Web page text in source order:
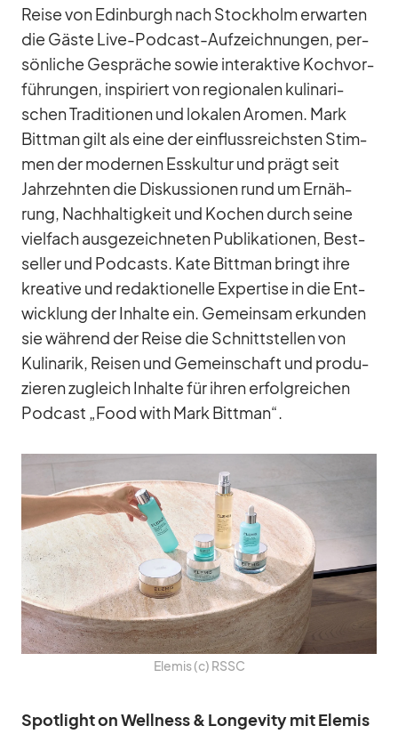
Reise von Edin­burgh nach Stock­holm er­war­ten
die Gäste Live-Pod­cast-Auf­zeich­nun­gen, per­
sön­li­che Ge­sprä­che so­wie in­ter­ak­tive Koch­vor­
füh­run­gen, in­spi­riert von re­gio­na­len ku­li­na­ri­
schen Tra­di­tio­nen und lo­ka­len Aro­men. Mark
Bitt­man gilt als eine der ein­fluss­reichs­ten Stim­
men der mo­der­nen Ess­kul­tur und prägt seit
Jahr­zehn­ten die Dis­kus­sio­nen rund um Er­näh­
rung, Nach­hal­tig­keit und Ko­chen durch seine
viel­fach aus­ge­zeich­ne­ten Pu­bli­ka­tio­nen, Best­
sel­ler und Pod­casts. Kate Bitt­man bringt ihre
krea­tive und re­dak­tio­nelle Ex­per­tise in die Ent­
wick­lung der In­halte ein. Ge­mein­sam er­kun­den
sie wäh­rend der Reise die Schnitt­stel­len von
Ku­li­na­rik, Rei­sen und Ge­mein­schaft und pro­du­
zie­ren zu­gleich In­halte für ih­ren er­folg­rei­chen
Pod­cast „Food with Mark Bitt­man“.
El­emis (c) RSSC
Spot­light on Well­ness & Lon­ge­vity mit El­emis